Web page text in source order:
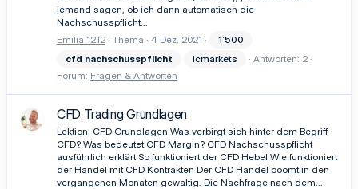
jemand sagen, ob ich dann automatisch die
Nachschusspflicht...
Emilia 1212 Thema 4 Dez. 2021
1:500
cfd nachschusspflicht icmarkets
Antworten: 2
Forum: Fragen & Antworten
CFD Trading Grundlagen
Lektion: CFD Grundlagen Was verbirgt sich hinter dem Begriff
CFD? Was bedeutet CFD Margin? CFD Nachschusspflicht
ausführlich erklärt So funktioniert der CFD Hebel Wie funktioniert
der Handel mit CFD Kontrakten Der CFD Handel boomt in den
vergangenen Monaten gewaltig. Die Nachfrage nach dem...